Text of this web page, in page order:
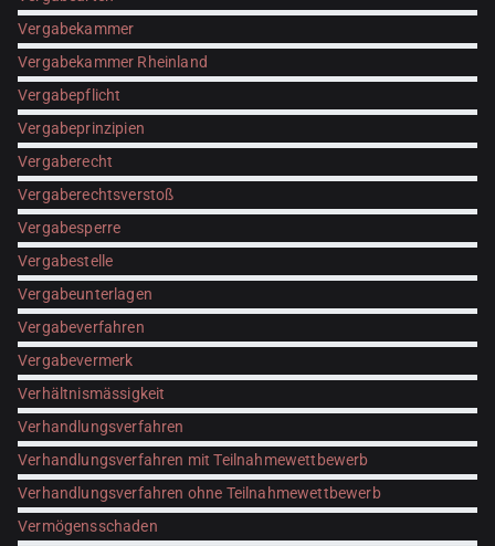
Vergabekammer
Vergabekammer Rheinland
Vergabepflicht
Vergabeprinzipien
Vergaberecht
Vergaberechtsverstoß
Vergabesperre
Vergabestelle
Vergabeunterlagen
Vergabeverfahren
Vergabevermerk
Verhältnismässigkeit
Verhandlungsverfahren
Verhandlungsverfahren mit Teilnahmewettbewerb
Verhandlungsverfahren ohne Teilnahmewettbewerb
Vermögensschaden